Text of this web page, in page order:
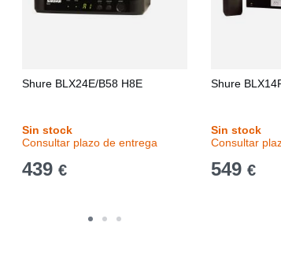
Shure BLX24E/B58 H8E
Sin stock
Consultar plazo de entrega
439 €
Shure
Sin stock
Consultar
549 €